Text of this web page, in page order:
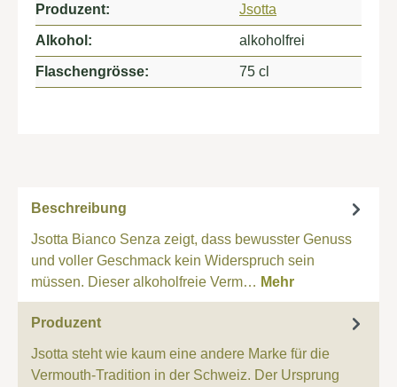
Produzent: Jsotta
Alkohol: alkoholfrei
Flaschengrösse: 75 cl
Beschreibung
Jsotta Bianco Senza zeigt, dass bewusster Genuss
und voller Geschmack kein Widerspruch sein
müssen. Dieser alkoholfreie Verm… Mehr
Produzent
Jsotta steht wie kaum eine andere Marke für die
Vermouth-Tradition in der Schweiz. Der Ursprung